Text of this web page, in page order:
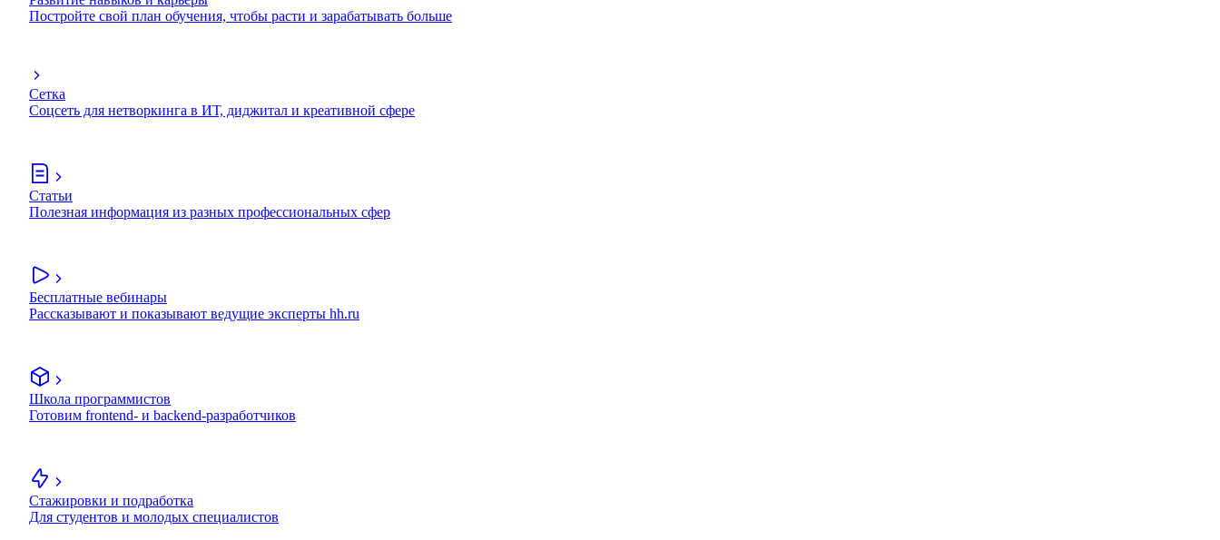
Постройте свой план обучения, чтобы расти и зарабатывать больше
Сетка
Соцсеть для нетворкинга в ИТ, диджитал и креативной сфере
Статьи
Полезная информация из разных профессиональных сфер
Бесплатные вебинары
Рассказывают и показывают ведущие эксперты hh.ru
Школа программистов
Готовим frontend- и backend-разработчиков
Стажировки и подработка
Для студентов и молодых специалистов